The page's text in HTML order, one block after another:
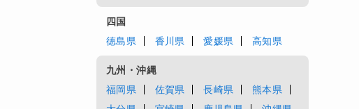
四国
徳島県
香川県 愛媛県 高知県
九州・沖縄
福岡県
佐賀県 長崎県
熊本県